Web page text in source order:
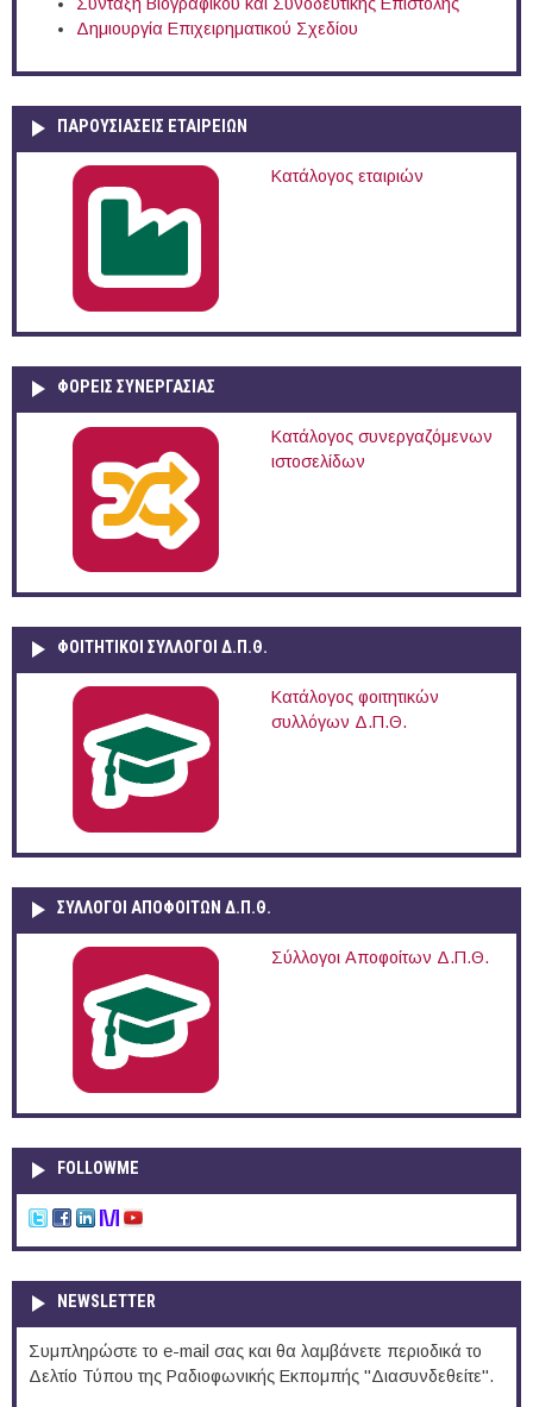
Σύνταξη Βιογραφικού και Συνοδευτικής Επιστολής
Δημιουργία Επιχειρηματικού Σχεδίου
ΠΑΡΟΥΣΙΆΣΕΙΣ ΕΤΑΙΡΕΙΏΝ
Κατάλογος εταιριών
ΦΟΡΕΙΣ ΣΥΝΕΡΓΑΣΙΑΣ
Κατάλογος συνεργαζόμενων
ιστοσελίδων
ΦΟΙΤΗΤΙΚΟΙ ΣΥΛΛΟΓΟΙ Δ.Π.Θ.
Κατάλογος φοιτητικών
συλλόγων Δ.Π.Θ.
ΣΥΛΛΟΓΟΙ ΑΠΟΦΟΙΤΩΝ Δ.Π.Θ.
Σύλλογοι Αποφοίτων Δ.Π.Θ.
FOLLOWME
NEWSLETTER
Συμπληρώστε το e-mail σας και θα λαμβάνετε περιοδικά το
Δελτίο Τύπου της Ραδιοφωνικής Εκπομπής "Διασυνδεθείτε".